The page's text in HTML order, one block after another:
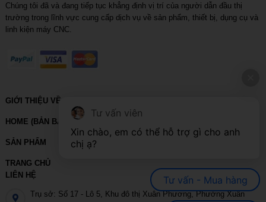
Chúng tôi đã và đang tiếp tục khẳng định vị trí của người dẫn đầu thị
trường trong lĩnh vực cung cấp dịch vụ về sản phẩm, thiết bị, dụng cụ và
linh kiện máy CNC.
GIỚI THIỆU VỀ VIHOTH
HOME (BẢN BACKUP – VUI LÒNG KHÔNG SỬA XÓA)
SẢN PHẨM
TRANG CHỦ
LIÊN HỆ
Trụ sở: Số 17 - Lô 5, Khu đô thị Xuân Phương, Phường Xuân
Tư vấn viên
Xin chào, em có thể hỗ trợ gì cho anh
chị ạ?
Tư vấn - Mua hàng